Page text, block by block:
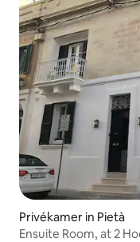
Privékamer in Pietà
Ensuite Room, at 2